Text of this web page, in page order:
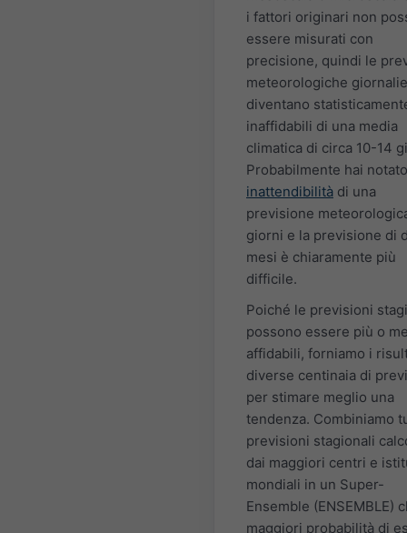
i fattori originari non
essere misurati con
precisione, quindi le
meteorologiche
diventano
inaffidabili di una media
climatica di circa 10-14
Probabilmente hai
inattendibilità di una
previsione
giorni e la previsione di
mesi è chiaramente più
difficile.
Poiché le previsioni
possono essere più o
affidabili, forniamo i
diverse centinaia di
per stimare meglio una
tendenza. Combiniamo
previsioni stagionali
dai maggiori centri e
mondiali in un Super-
Ensemble (ENSEMBLE)
maggiori probabilità di